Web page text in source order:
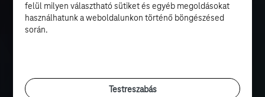
felül milyen választható sütiket és egyéb megoldásokat
használhatunk a weboldalunkon történő böngészésed
során.
Testreszabás